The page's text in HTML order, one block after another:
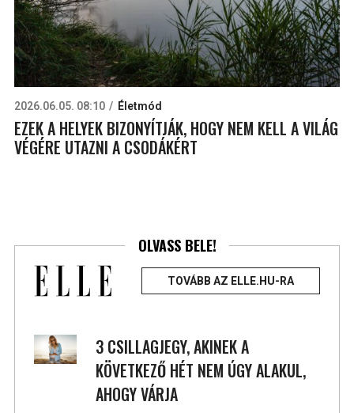
2026.06.05. 08:10 Életmód
EZEK A HELYEK BIZONYÍTJÁK, HOGY NEM KELL A VILÁG
VÉGÉRE UTAZNI A CSODÁKÉRT
OLVASS BELE!
TOVÁBB AZ ELLE.HU-RA
3 CSILLAGJEGY, AKINEK A
KÖVETKEZŐ HÉT NEM ÚGY ALAKUL,
AHOGY VÁRJA